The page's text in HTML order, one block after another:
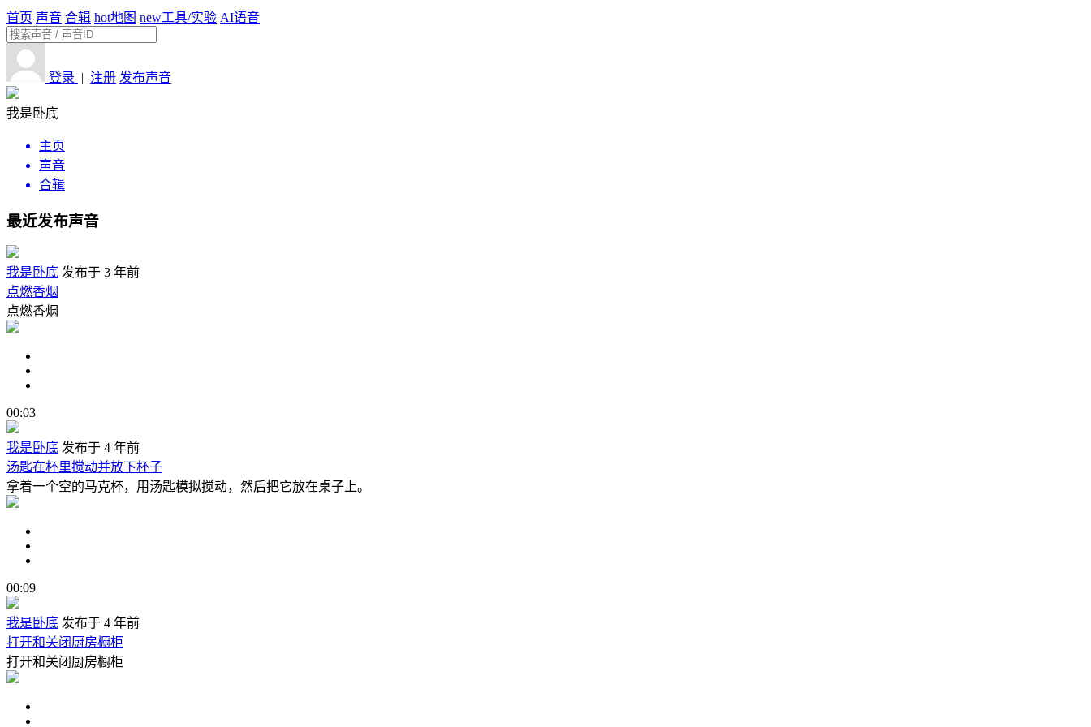
首页 声音 合辑 hot地图 new工具/实验 AI语音
登录 | 注册 发布声音
我是卧底
主页
声音
合辑
最近发布声音
我是卧底 发布于 3 年前
点燃香烟
点燃香烟
00:03
我是卧底 发布于 4 年前
汤匙在杯里搅动并放下杯子
拿着一个空的马克杯，用汤匙模拟搅动，然后把它放在桌子上。
00:09
我是卧底 发布于 4 年前
打开和关闭厨房橱柜
打开和关闭厨房橱柜